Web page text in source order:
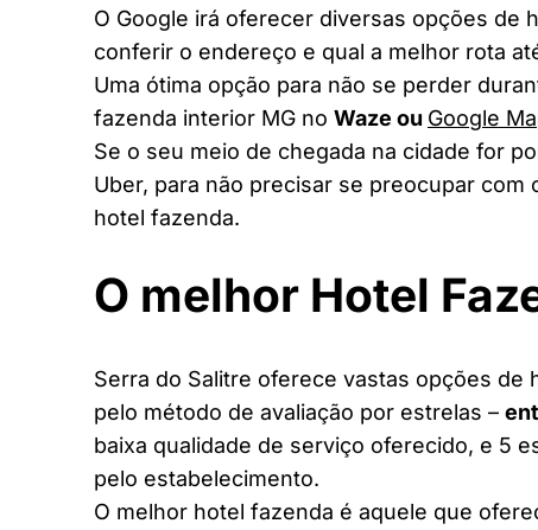
O Google irá oferecer diversas opções de
conferir o endereço e qual a melhor rota
Uma ótima opção para não se perder
fazenda interior MG no Waze ou Google
Se o seu meio de chegada na cidade for
Uber, para não precisar se preocupar
hotel fazenda.
O melhor Hotel
Serra do Salitre oferece vastas opções
pelo método de avaliação por estrelas –
baixa qualidade de serviço oferecido, e 5
pelo estabelecimento.
O melhor hotel fazenda é aquele que